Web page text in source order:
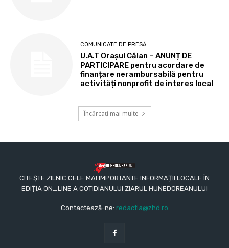
COMUNICATE DE PRESĂ
U.A.T Orașul Călan – ANUNȚ DE
PARTICIPARE pentru acordare de
finanțare nerambursabilă pentru
activități nonprofit de interes local
Încărcați mai multe
CITEȘTE ZILNIC CELE MAI IMPORTANTE INFORMAȚII LOCALE ÎN
EDIȚIA ON_LINE A COTIDIANULUI ZIARUL HUNEDOREANULUI
Contactează-ne: redactia@zhd.ro